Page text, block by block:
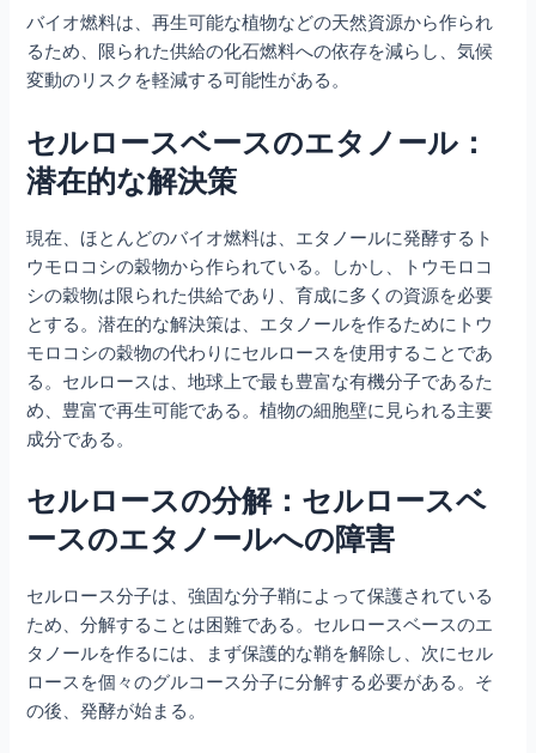
バイオ燃料は、再生可能な植物などの天然資源から作られ
るため、限られた供給の化石燃料への依存を減らし、気候
変動のリスクを軽減する可能性がある。
セルロースベースのエタノール：
潜在的な解決策
現在、ほとんどのバイオ燃料は、エタノールに発酵するト
ウモロコシの穀物から作られている。しかし、トウモロコ
シの穀物は限られた供給であり、育成に多くの資源を必要
とする。潜在的な解決策は、エタノールを作るためにトウ
モロコシの穀物の代わりにセルロースを使用することであ
る。セルロースは、地球上で最も豊富な有機分子であるた
め、豊富で再生可能である。植物の細胞壁に見られる主要
成分である。
セルロースの分解：セルロースベ
ースのエタノールへの障害
セルロース分子は、強固な分子鞘によって保護されている
ため、分解することは困難である。セルロースベースのエ
タノールを作るには、まず保護的な鞘を解除し、次にセル
ロースを個々のグルコース分子に分解する必要がある。そ
の後、発酵が始まる。